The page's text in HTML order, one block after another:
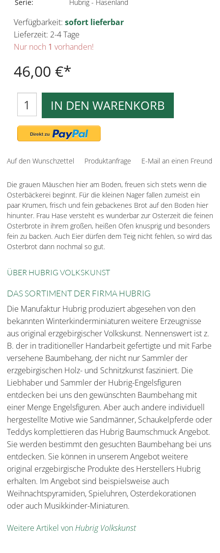
Serie:
Hubrig - Hasenland
Verfügbarkeit: sofort lieferbar
Lieferzeit: 2-4 Tage
Nur noch 1 vorhanden!
46,00 €
IN DEN WARENKORB
Auf den Wunschzettel Produktanfrage E-Mail an einen Freund
Die grauen Mäuschen hier am Boden, freuen sich stets wenn die
Osterbäckerei beginnt. Für die kleinen Nager fallen zumeist ein
paar Krumen, frisch und fein gebackenes Brot auf den Boden hier
hinunter. Frau Hase versteht es wunderbar zur Osterzeit die feinen
Osterbrote in ihrem großen, heißen Ofen knusprig und besonders
fein zu backen. Auch Eier dürfen dem Teig nicht fehlen, so wird das
Osterbrot dann nochmal so gut.
ÜBER HUBRIG VOLKSKUNST
DAS SORTIMENT DER FIRMA HUBRIG
Die Manufaktur Hubrig produziert abgesehen von den
bekannten Winterkinderminiaturen weitere Erzeugnisse
aus original erzgebirgischer Volkskunst. Nennenswert ist z.
B. der in traditioneller Handarbeit gefertigte und mit Farbe
versehene Baumbehang, der nicht nur Sammler der
erzgebirgischen Holz- und Schnitzkunst fasziniert. Die
Liebhaber und Sammler der Hubrig-Engelsfiguren
entdecken bei uns den gewünschten Baumbehang mit
einer Menge Engelsfiguren. Aber auch andere individuell
hergestellte Motive wie Sandmänner, Schaukelpferde oder
Teddys komplettieren das Hubrig Baumschmuck Angebot.
Sie werden bestimmt den gesuchten Baumbehang bei uns
entdecken. Sie können in unserem Angebot weitere
original erzgebirgische Produkte des Herstellers Hubrig
erhalten. Im Angebot sind beispielsweise auch
Weihnachtspyramiden, Spieluhren, Osterdekorationen
oder auch Musikkinder-Miniaturen.
Weitere Artikel vonHubrig Volkskunst